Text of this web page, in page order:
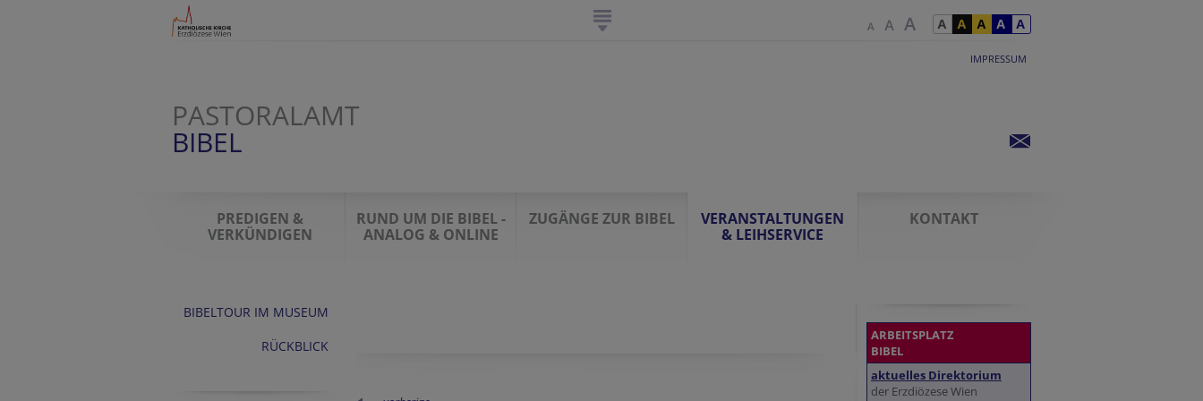
IMPRESSUM
PASTORALAMT
BIBEL
PREDIGEN &
VERKÜNDIGEN
RUND UM DIE BIBEL -
ANALOG & ONLINE
ZUGÄNGE ZUR BIBEL
VERANSTALTUNGEN
& LEIHSERVICE
KONTAKT
BIBELTOUR IM MUSEUM
RÜCKBLICK
ARBEITSPLATZ
BIBEL
aktuelles Direktorium
der Erzdiözese Wien